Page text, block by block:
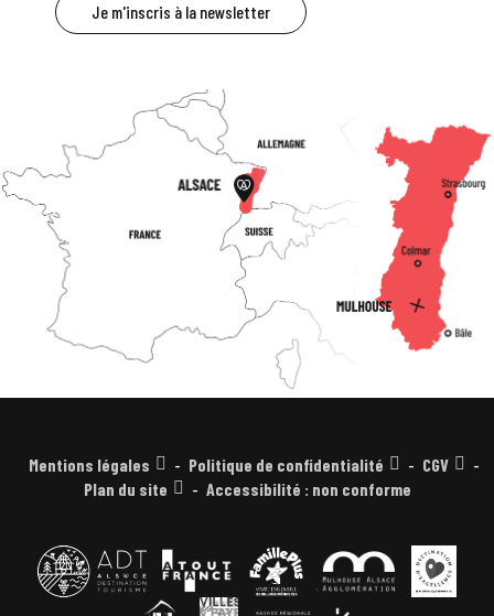
Je m'inscris à la newsletter
Mentions légales Politique de confidentialité
CGV
Plan du site
Accessibilité : non conforme